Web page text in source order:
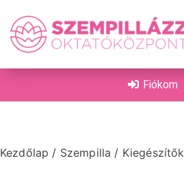
Fiókom
Kezdőlap / Szempilla / Kiegészítők